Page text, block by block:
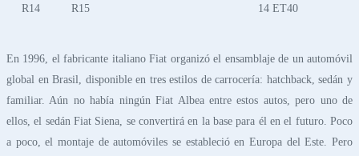
R14
R15
14 ET40
En 1996, el fabricante italiano Fiat organizó el ensamblaje de un automóvil
global en Brasil, disponible en tres estilos de carrocería: hatchback, sedán y
familiar. Aún no había ningún Fiat Albea entre estos autos, pero uno de
ellos, el sedán Fiat Siena, se convertirá en la base para él en el futuro. Poco
a poco, el montaje de automóviles se estableció en Europa del Este. Pero